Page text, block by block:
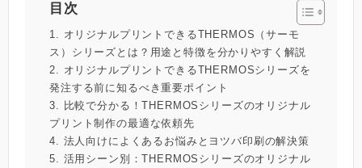
目次
1. オリジナルプリントできるTHERMOS（サーモ
ス）シリーズとは？用途と特徴を分かりやすく解説
2. オリジナルプリントできるTHERMOSシリーズを
発注する前に知るべき重要ポイント
3. 比較で分かる！THERMOSシリーズのオリジナル
プリント制作の最適な依頼先
4. 法人向けによくあるお悩みとヨツバ印刷の解決策
5. 活用シーン別：THERMOSシリーズのオリジナル